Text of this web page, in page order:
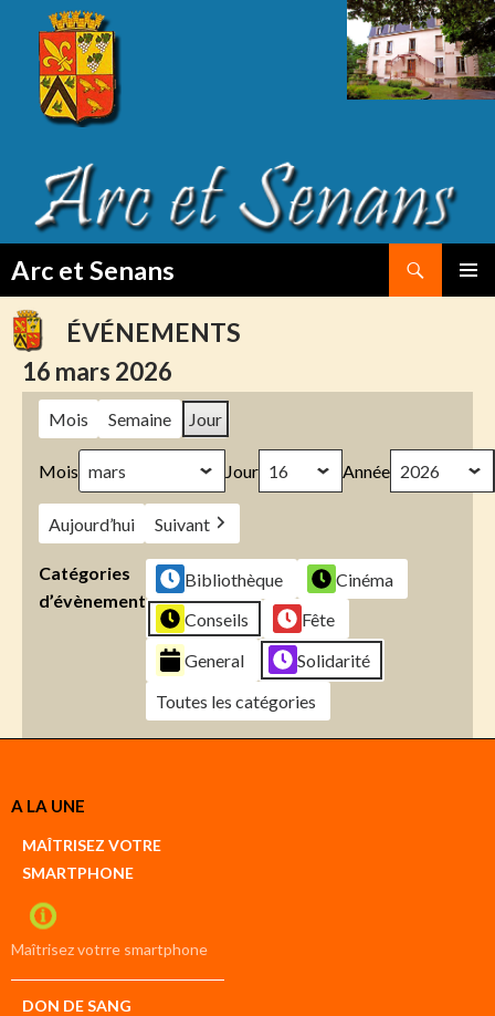
Arc et Senans
TO
CONTENTÉVÉNEMENTS
16 mars 2026
Mois Semaine Jour
Mois Jour Année
Aujourd’hui Suivant
Catégories
d’évènement
Bibliothèque
Cinéma
Conseils
Fête
General
Solidarité
Toutes les catégories
Créer
compte
compte
A LA UNE
MAÎTRISEZ VOTRE
SMARTPHONE
Maîtrisez votrre smartphone
DON DE SANG